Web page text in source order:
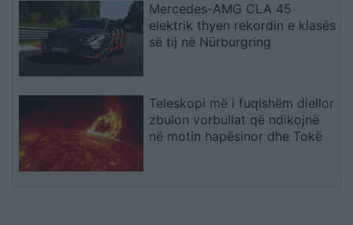
Mercedes-AMG CLA 45
elektrik thyen rekordin e klasës
së tij në Nürburgring
Teleskopi më i fuqishëm diellor
zbulon vorbullat që ndikojnë
në motin hapësinor dhe Tokë